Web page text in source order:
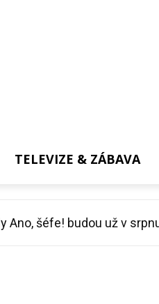
TELEVIZE & ZÁBAVA
šéfe! budou už v srpnu
a opřel se do Macinky